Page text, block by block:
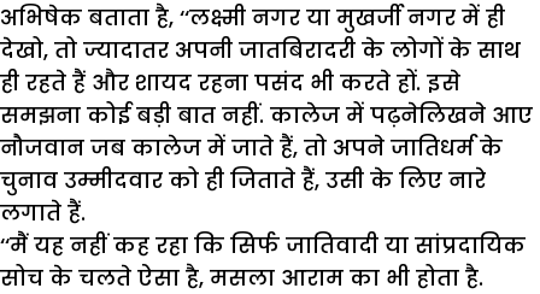
अभिषेक बताता है, ‘‘लक्ष्मी नगर या मुखर्जी नगर में ही
देखो, तो ज्यादातर अपनी जातबिरादरी के लोगों के साथ
ही रहते हैं और शायद रहना पसंद भी करते हों. इसे
समझना कोई बड़ी बात नहीं. कालेज में पढ़नेलिखने आए
नौजवान जब कालेज में जाते हैं, तो अपने जातिधर्म के
चुनाव उम्मीदवार को ही जिताते हैं, उसी के लिए नारे
लगाते हैं.
‘‘मैं यह नहीं कह रहा कि सिर्फ जातिवादी या सांप्रदायिक
सोच के चलते ऐसा है, मसला आराम का भी होता है.